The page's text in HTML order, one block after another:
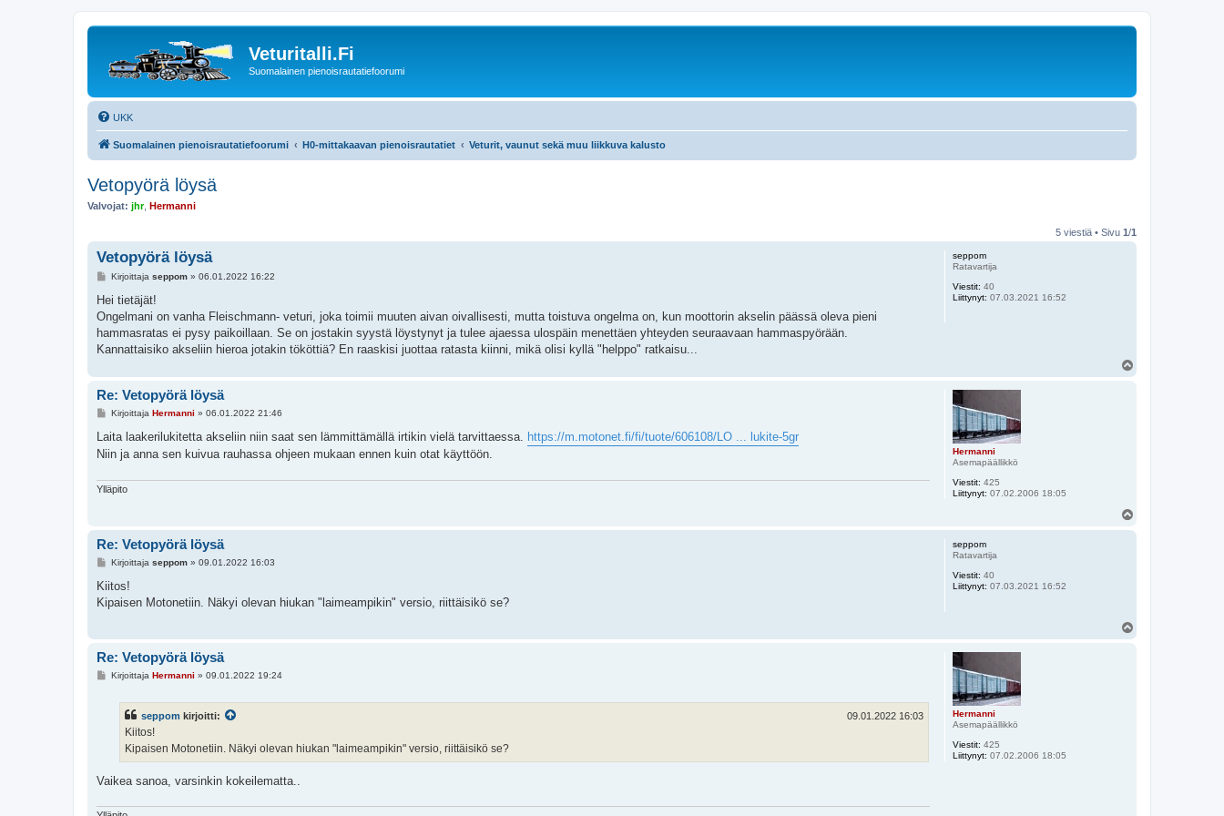
Veturitalli.Fi
Suomalainen pienoisrautatiefoorumi
UKK
Suomalainen pienoisrautatiefoorumi H0-mittakaavan pienoisrautatiet Veturit, vaunut sekä muu liikkuva kalusto
Vetopyörä löysä
Valvojat: jhr, Hermanni
5 viestiä • Sivu 1/1
seppom
Ratavartija
Viestit: 40
Liittynyt: 07.03.2021 16:52
Vetopyörä löysä
V
e
t
i
Kirjoittaja seppom» 06.01.2022 16:22
Hei tietäjät!
Ongelmani on vanha Fleischmann- veturi, joka toimii muuten aivan oivallisesti, mutta toistuva ongelma on, kun moottorin akselin päässä oleva pieni
hammasratas ei pysy paikoillaan. Se on jostakin syystä löystynyt ja tulee ajaessa ulospäin menettäen yhteyden seuraavaan hammaspyörään.
Kannattaisiko akseliin hieroa jotakin tököttiä? En raaskisi juottaa ratasta kiinni, mikä olisi kyllä "helppo" ratkaisu...
Hermanni
Asemapäällikkö
Viestit: 425
Liittynyt: 07.02.2006 18:05
Re: Vetopyörä löysä
V
e
Kirjoittaja Hermanni » 06.01.2022 21:46
Laita laakerilukitetta akseliin niin saat sen lämmittämällä irtikin vielä tarvittaessa. https://m.motonet.fi/fi/tuote/606108/LO ... lukite-5gr
Niin ja anna sen kuivua rauhassa ohjeen mukaan ennen kuin otat käyttöön.
Ylläpito
seppom
Ratavartija
Viestit: 40
Liittynyt: 07.03.2021 16:52
Re: Vetopyörä löysä
V
e
t
Kirjoittaja seppom» 09.01.2022 16:03
Kiitos!
Kipaisen Motonetiin. Näkyi olevan hiukan "laimeampikin" versio, riittäisikö se?
Hermanni
Asemapäällikkö
Viestit: 425
Liittynyt: 07.02.2006 18:05
Re: Vetopyörä löysä
VKirjoittaja Hermanni » 09.01.2022 19:24
seppom kirjoitti: 09.01.2022 16:03
Kiitos!
Kipaisen Motonetiin. Näkyi olevan hiukan "laimeampikin" versio, riittäisikö se?
Vaikea sanoa, varsinkin kokeilematta..